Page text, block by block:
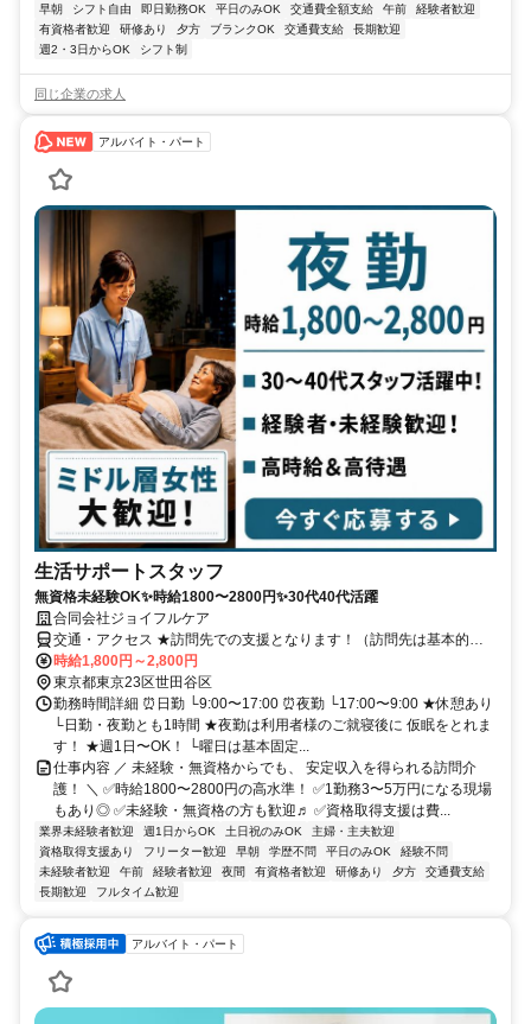
早朝
シフト自由 即日勤務OK 平日のみOK 交通費全額支給 午前
経験者歓迎
有資格者歓迎
研修あり 夕方 ブランクOK 交通費支給
長期歓迎
週2・3日からOK
シフト制
同じ企業の求人
アルバイト・パート
生活サポートスタッフ
無資格未経験OK✨時給1800〜2800円✨30代40代活躍
合同会社ジョイフルケア
交通・アクセス ★訪問先での支援となります！（訪問先は基本的に
固定）
時給1,800円～2,800円
東京都東京23区世田谷区
勤務時間詳細 ⏰日勤 └9:00〜17:00 ⏰夜勤 └17:00〜9:00 ★休憩あり
└日勤・夜勤とも1時間 ★夜勤は利用者様のご就寝後に 仮眠をとれま
す！ ★週1日〜OK！ └曜日は基本固定...
仕事内容 ／ 未経験・無資格からでも、 安定収入を得られる訪問介
護！ ＼ ✅時給1800〜2800円の高水準！ ✅1勤務3〜5万円になる現場
もあり◎ ✅未経験・無資格の方も歓迎♬ ✅資格取得支援は費...
業界未経験者歓迎 週1日からOK 土日祝のみOK
主婦・主夫歓迎
資格取得支援あり
フリーター歓迎 早朝 学歴不問 平日のみOK
経験不問
未経験者歓迎
午前 経験者歓迎 夜間 有資格者歓迎 研修あり 夕方
交通費支給
長期歓迎
フルタイム歓迎
アルバイト・パート